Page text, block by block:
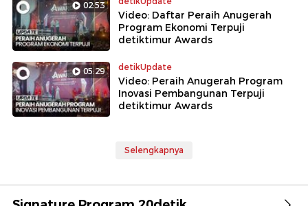
02:53
Video: Daftar Peraih Anugerah
Program Ekonomi Terpuji
detiktimur Awards
05:29 detikUpdate
Video: Peraih Anugerah Program
Inovasi Pembangunan Terpuji
detiktimur Awards
Selengkapnya